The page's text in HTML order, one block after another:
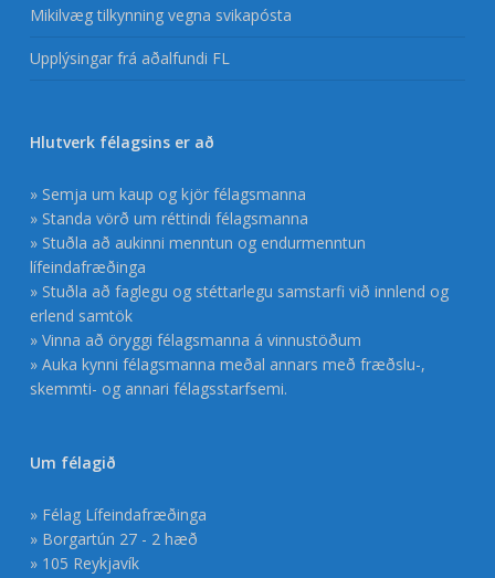
Mikilvæg tilkynning vegna svikapósta
Upplýsingar frá aðalfundi FL
Hlutverk félagsins er að
» Semja um kaup og kjör félagsmanna
» Standa vörð um réttindi félagsmanna
» Stuðla að aukinni menntun og endurmenntun
lífeindafræðinga
» Stuðla að faglegu og stéttarlegu samstarfi við innlend og
erlend samtök
» Vinna að öryggi félagsmanna á vinnustöðum
» Auka kynni félagsmanna meðal annars með fræðslu-,
skemmti- og annari félagsstarfsemi.
Um félagið
» Félag Lífeindafræðinga
» Borgartún 27 - 2 hæð
» 105 Reykjavík